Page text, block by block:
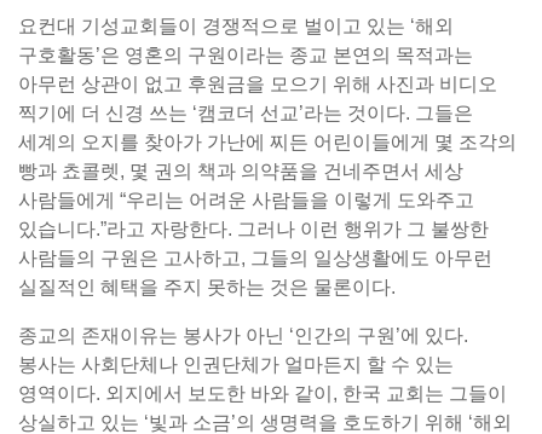
요컨대 기성교회들이 경쟁적으로 벌이고 있는 ‘해외
구호활동’은 영혼의 구원이라는 종교 본연의 목적과는
아무런 상관이 없고 후원금을 모으기 위해 사진과 비디오
찍기에 더 신경 쓰는 ‘캠코더 선교’라는 것이다. 그들은
세계의 오지를 찾아가 가난에 찌든 어린이들에게 몇 조각의
빵과 쵸콜렛, 몇 권의 책과 의약품을 건네주면서 세상
사람들에게 “우리는 어려운 사람들을 이렇게 도와주고
있습니다.”라고 자랑한다. 그러나 이런 행위가 그 불쌍한
사람들의 구원은 고사하고, 그들의 일상생활에도 아무런
실질적인 혜택을 주지 못하는 것은 물론이다.
종교의 존재이유는 봉사가 아닌 ‘인간의 구원’에 있다.
봉사는 사회단체나 인권단체가 얼마든지 할 수 있는
영역이다. 외지에서 보도한 바와 같이, 한국 교회는 그들이
상실하고 있는 ‘빛과 소금’의 생명력을 호도하기 위해 ‘해외